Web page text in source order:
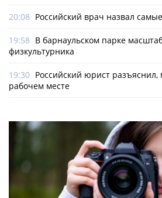
20:08 Российский врач назвал
19:58 В барнаульском парке
физкультурника
19:30 Российский юрист
рабочем месте